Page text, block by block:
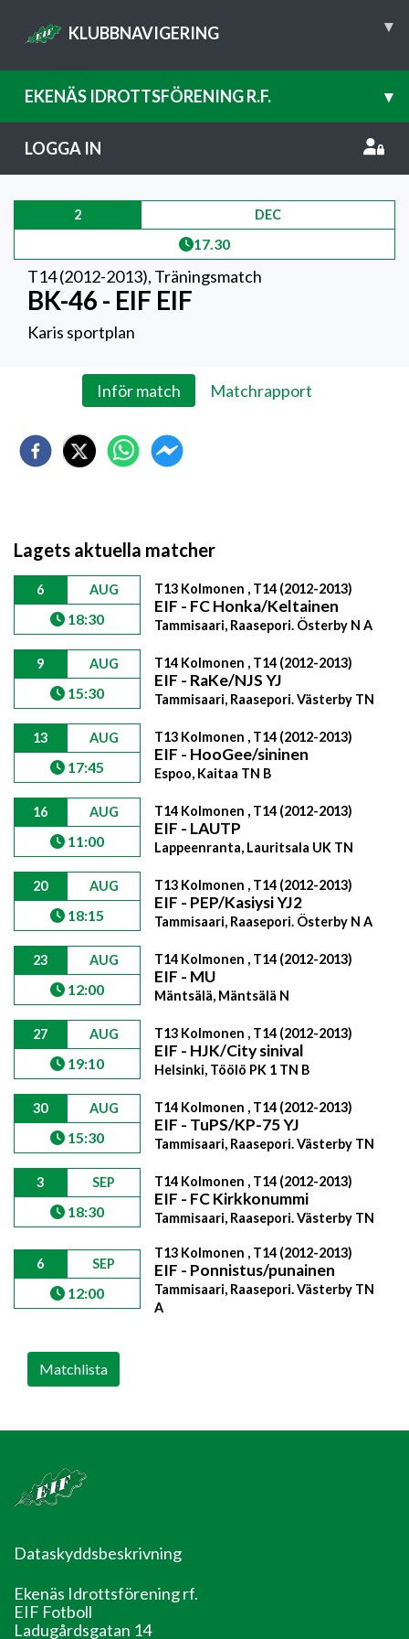
KLUBBNAVIGERING ▾
EKENÄS IDROTTSFÖRENING R.F. ▾
LOGGA IN
2 DEC
17.30
T14 (2012-2013), Träningsmatch
BK-46 - EIF EIF
Karis sportplan
Inför match Matchrapport
Lagets aktuella matcher
6 AUG
18:30
T13 Kolmonen , T14 (2012-2013)
EIF - FC Honka/Keltainen
Tammisaari, Raasepori. Österby N A
9 AUG
15:30
T14 Kolmonen , T14 (2012-2013)
EIF - RaKe/NJS YJ
Tammisaari, Raasepori. Västerby TN
13 AUG
17:45
T13 Kolmonen , T14 (2012-2013)
EIF - HooGee/sininen
Espoo, Kaitaa TN B
16 AUG
11:00
T14 Kolmonen , T14 (2012-2013)
EIF - LAUTP
Lappeenranta, Lauritsala UK TN
20 AUG
18:15
T13 Kolmonen , T14 (2012-2013)
EIF - PEP/Kasiysi YJ2
Tammisaari, Raasepori. Österby N A
23 AUG
12:00
T14 Kolmonen , T14 (2012-2013)
EIF - MU
Mäntsälä, Mäntsälä N
27 AUG
19:10
T13 Kolmonen , T14 (2012-2013)
EIF - HJK/City sinival
Helsinki, Töölö PK 1 TN B
30 AUG
15:30
T14 Kolmonen , T14 (2012-2013)
EIF - TuPS/KP-75 YJ
Tammisaari, Raasepori. Västerby TN
3 SEP
18:30
T14 Kolmonen , T14 (2012-2013)
EIF - FC Kirkkonummi
Tammisaari, Raasepori. Västerby TN
6 SEP
12:00
T13 Kolmonen , T14 (2012-2013)
EIF - Ponnistus/punainen
Tammisaari, Raasepori. Västerby TN
A
Matchlista
Dataskyddsbeskrivning
Ekenäs Idrottsförening rf.
EIF Fotboll
Ladugårdsgatan 14